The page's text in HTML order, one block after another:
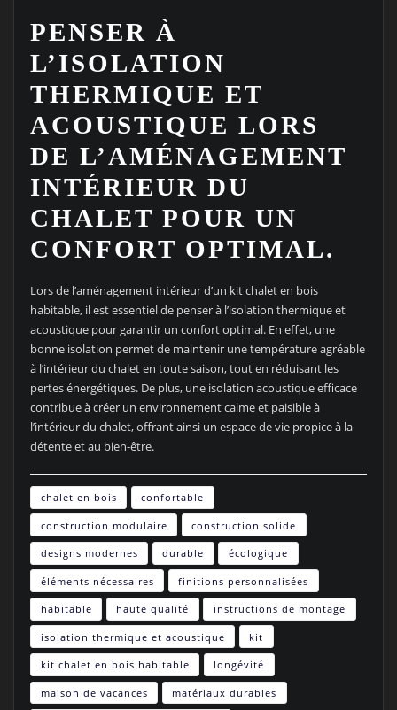
PENSER À
L’ISOLATION
THERMIQUE ET
ACOUSTIQUE LORS
DE L’AMÉNAGEMENT
INTÉRIEUR DU
CHALET POUR UN
CONFORT OPTIMAL.
Lors de l’aménagement intérieur d’un kit chalet en bois
habitable, il est essentiel de penser à l’isolation thermique et
acoustique pour garantir un confort optimal. En effet, une
bonne isolation permet de maintenir une température agréable
à l’intérieur du chalet en toute saison, tout en réduisant les
pertes énergétiques. De plus, une isolation acoustique efficace
contribue à créer un environnement calme et paisible à
l’intérieur du chalet, offrant ainsi un espace de vie propice à la
détente et au bien-être.
chalet en bois confortable
construction modulaire construction solide
designs modernes durable écologique
éléments nécessaires finitions personnalisées
habitable haute qualité instructions de montage
isolation thermique et acoustique kit
kit chalet en bois habitable longévité
maison de vacances matériaux durables